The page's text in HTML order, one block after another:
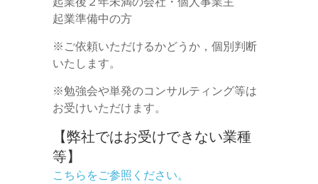
起業準備中の方
※ご依頼いただけるかどうか，個別判断
いたします。
※勉強会や単発のコンサルティング等は
お受けいただけます。
【弊社ではお受けできない業種
等】
こちらをご参照ください。